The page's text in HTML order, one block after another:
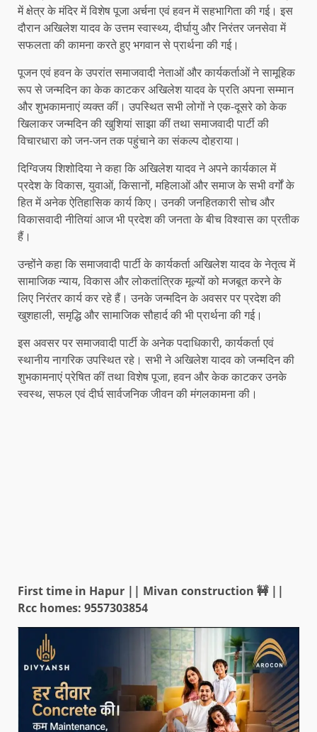
में क्षेत्र के मंदिर में विशेष पूजा अर्चना एवं हवन में सहभागिता की गई। इस
दौरान अखिलेश यादव के उत्तम स्वास्थ्य, दीर्घायु और निरंतर जनसेवा में
सफलता की कामना करते हुए भगवान से प्रार्थना की गई।
पूजन एवं हवन के उपरांत समाजवादी नेताओं और कार्यकर्ताओं ने सामूहिक
रूप से जन्मदिन का केक काटकर अखिलेश यादव के प्रति अपना सम्मान
और शुभकामनाएं व्यक्त कीं। उपस्थित सभी लोगों ने एक-दूसरे को केक
खिलाकर जन्मदिन की खुशियां साझा कीं तथा समाजवादी पार्टी की
विचारधारा को जन-जन तक पहुंचाने का संकल्प दोहराया।
दिग्विजय शिशोदिया ने कहा कि अखिलेश यादव ने अपने कार्यकाल में
प्रदेश के विकास, युवाओं, किसानों, महिलाओं और समाज के सभी वर्गों के
हित में अनेक ऐतिहासिक कार्य किए। उनकी जनहितकारी सोच और
विकासवादी नीतियां आज भी प्रदेश की जनता के बीच विश्वास का प्रतीक
हैं।
उन्होंने कहा कि समाजवादी पार्टी के कार्यकर्ता अखिलेश यादव के नेतृत्व में
सामाजिक न्याय, विकास और लोकतांत्रिक मूल्यों को मजबूत करने के
लिए निरंतर कार्य कर रहे हैं। उनके जन्मदिन के अवसर पर प्रदेश की
खुशहाली, समृद्धि और सामाजिक सौहार्द की भी प्रार्थना की गई।
इस अवसर पर समाजवादी पार्टी के अनेक पदाधिकारी, कार्यकर्ता एवं
स्थानीय नागरिक उपस्थित रहे। सभी ने अखिलेश यादव को जन्मदिन की
शुभकामनाएं प्रेषित कीं तथा विशेष पूजा, हवन और केक काटकर उनके
स्वस्थ, सफल एवं दीर्घ सार्वजनिक जीवन की मंगलकामना की।
First time in Hapur || Mivan construction 🚧 ||
Rcc homes: 9557303854